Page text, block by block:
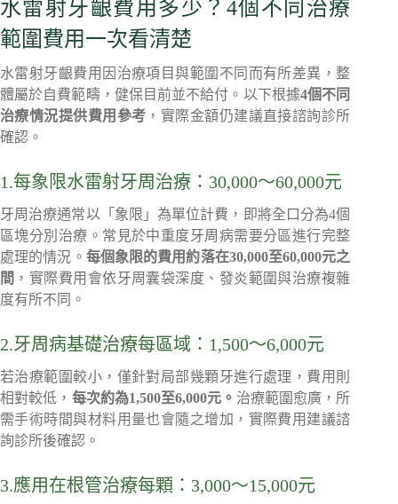
水雷射牙齦費用多少？4個不同治療
範圍費用一次看清楚
水雷射牙齦費用因治療項目與範圍不同而有所差異，整
體屬於自費範疇，健保目前並不給付。以下根據4個不同
治療情況提供費用參考 ，實際金額仍建議直接諮詢診所
確認。
1.每象限水雷射牙周治療：30,000～60,000元
牙周治療通常以「象限」為單位計費，即將全口分為4個
區塊分別治療。常見於中重度牙周病需要分區進行完整
處理的情況。 每個象限的費用約落在30,000至60,000元之
間 ，實際費用會依牙周囊袋深度、發炎範圍與治療複雜
度有所不同。
2.牙周病基礎治療每區域：1,500～6,000元
若治療範圍較小，僅針對局部幾顆牙進行處理，費用則
相對較低， 每次約為1,500至6,000元。 治療範圍愈廣，所
需手術時間與材料用量也會隨之增加，實際費用建議諮
詢診所後確認。
3.應用在根管治療每顆：3,000～15,000元